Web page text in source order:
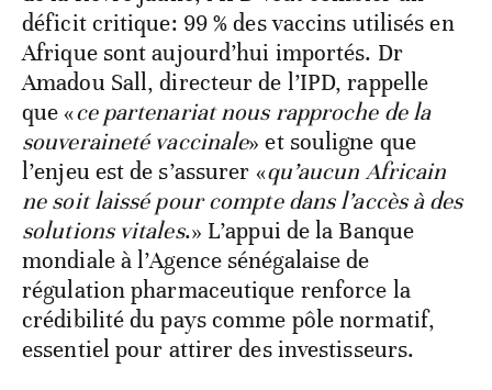
déficit critique: 99 % des vaccins utilisés en
Afrique sont aujourd’hui importés. Dr
Amadou Sall, directeur de l’IPD, rappelle
que «ce partenariat nous rapproche de la
souveraineté vaccinale» et souligne que
l’enjeu est de s’assurer «qu’aucun Africain
ne soit laissé pour compte dans l’accès à des
solutions vitales.» L’appui de la Banque
mondiale à l’Agence sénégalaise de
régulation pharmaceutique renforce la
crédibilité du pays comme pôle normatif,
essentiel pour attirer des investisseurs.